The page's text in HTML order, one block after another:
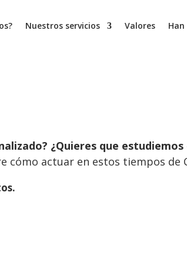
Nuestros servicios Valores
¿Quieres que
cómo actuar en estos tiempos de
en tiempos de